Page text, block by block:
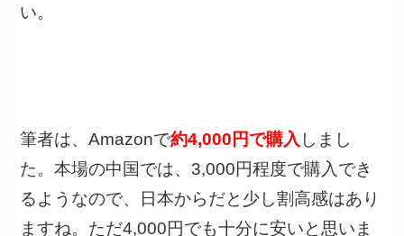
い。
筆者は、Amazonで約4,000円で購入 しまし
た。本場の中国では、3,000円程度で購入でき
るようなので、日本からだと少し割高感はあり
ますね。ただ4,000円でも十分に安いと思いま